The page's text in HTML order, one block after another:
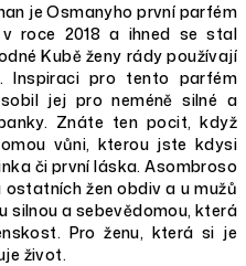
je Osmanyho první parfém
roce 2018 a ihned se stal
Kubě ženy rády používají
Inspiraci pro tento parfém
jej pro neméně silné a
Znáte ten pocit, když
vůni, kterou jste kdysi
či první láska. Asombroso
žen obdiv a u mužů
silnou a sebevědomou, která
Pro ženu, která si je
život.